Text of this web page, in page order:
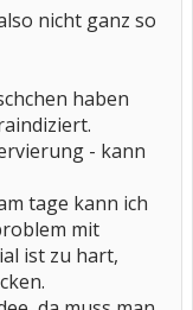
nicht ganz so
haben
- kann
tage kann ich
mit
ist zu hart,